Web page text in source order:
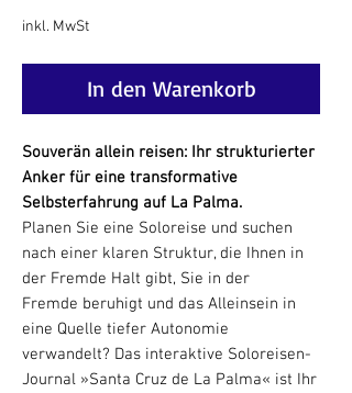
inkl. MwSt
In den Warenkorb
Souverän allein reisen: Ihr strukturierter
Anker für eine transformative
Selbsterfahrung auf La Palma.
Planen Sie eine Soloreise und suchen
nach einer klaren Struktur, die Ihnen in
der Fremde Halt gibt, Sie in der
Fremde beruhigt und das Alleinsein in
eine Quelle tiefer Autonomie
verwandelt? Das interaktive Soloreisen-
Journal »Santa Cruz de La Palma« ist Ihr